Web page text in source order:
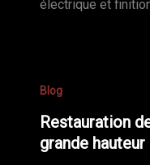
électrique et
Blog
Restauration
grande hauteur